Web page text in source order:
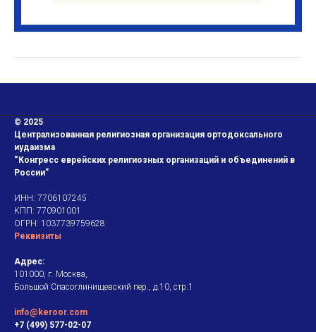
© 2025
Централизованная религиозная организация ортодоксального
иудаизма
“Конгресс еврейских религиозных организаций и объединений в
России”
ИНН: 7706107245
КПП: 770901001
ОГРН: 1037739759628
Реквизиты
Адрес:
101000, г. Москва,
Большой Спасоглинищевский пер., д.10, стр.1
info@keroor.com
+7 (499) 577-02-07